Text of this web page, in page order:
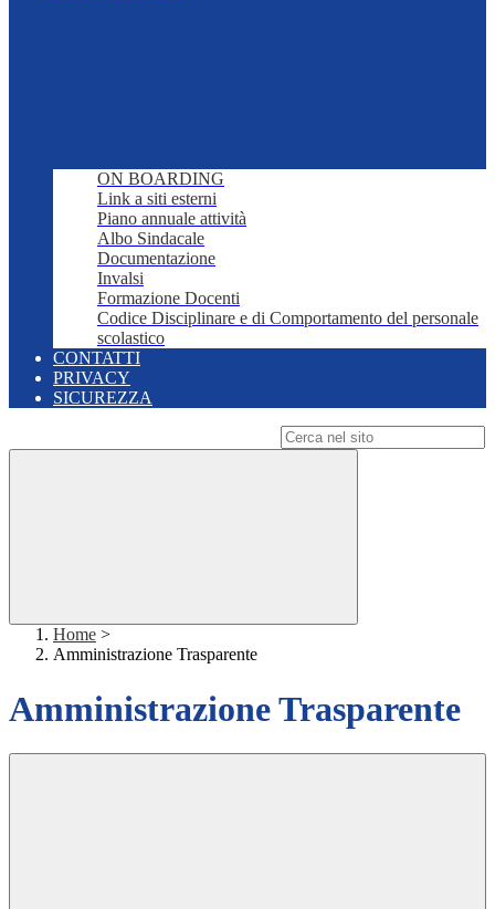
ON BOARDING
Link a siti esterni
Piano annuale attività
Albo Sindacale
Documentazione
Invalsi
Formazione Docenti
Codice Disciplinare e di Comportamento del personale
scolastico
CONTATTI
PRIVACY
SICUREZZA
Home >
Amministrazione Trasparente
Amministrazione Trasparente